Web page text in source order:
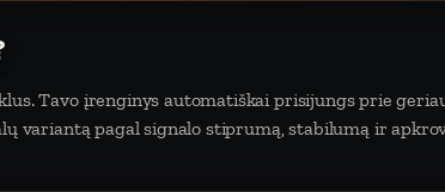
Tavo įrenginys automatiškai prisijungs prie
variantą pagal signalo stiprumą, stabilumą ir